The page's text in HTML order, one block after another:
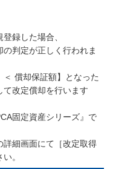
録した場合、
の判定が正しく行われま
償却保証額】となった
て改定償却を行います
固定資産シリーズ』で
詳細画面にて［改定取得
。